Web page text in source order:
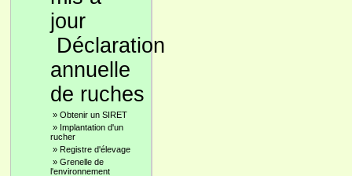
Déclaration
annuelle
de ruches
» Obtenir un SIRET
» Implantation d'un
rucher
» Registre d'élevage
» Grenelle de
l'environnement